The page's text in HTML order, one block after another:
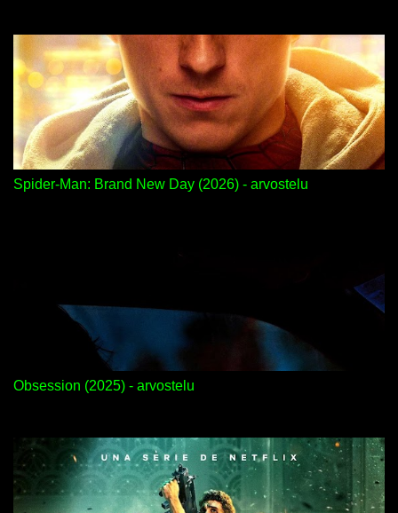
Spider-Man: Brand New Day (2026) - arvostelu
Obsession (2025) - arvostelu